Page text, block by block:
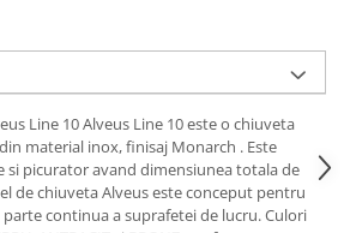
Line 10 Alveus Line 10 este o chiuveta
material inox, finisaj Monarch . Este
si picurator avand dimensiunea totala de
de chiuveta Alveus este conceput pentru
continua a suprafetei de lucru. Culori